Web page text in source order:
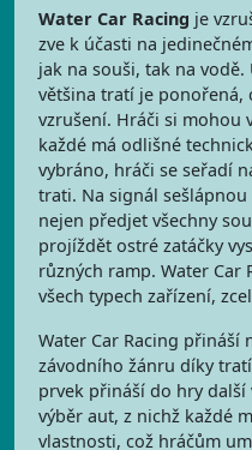
Water Car Racing je
zve k účasti na
jak na souši, tak na
většina tratí je ponořená,
vzrušení. Hráči si mohou
každé má odlišné
vybráno, hráči se seřadí
trati. Na signál sešlápnou
nejen předjet všechny
projíždět ostré zatáčky
různých ramp. Water Car
všech typech zařízení,
Water Car Racing přináší
závodního žánru díky
prvek přináší do hry další
výběr aut, z nichž každé
vlastnosti, což hráčům